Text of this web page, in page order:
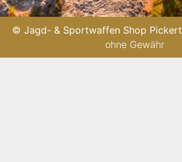
© Jagd- & Sportwaffen Shop Pickert
ohne Gewähr